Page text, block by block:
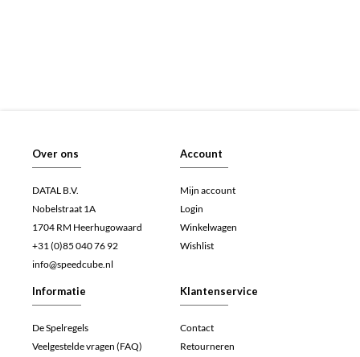
Over ons
DATAL B.V.
Nobelstraat 1A
1704 RM Heerhugowaard
+31 (0)85 040 76 92
info@speedcube.nl
Account
Mijn account
Login
Winkelwagen
Wishlist
Informatie
De Spelregels
Veelgestelde vragen (FAQ)
Klantenservice
Contact
Retourneren